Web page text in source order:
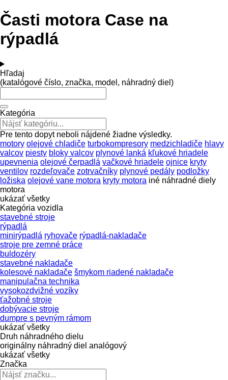
Časti motora Case na
rýpadlá
Hľadaj
(katalógové číslo, značka, model, náhradný diel)
Kategória
Pre tento dopyt neboli nájdené žiadne výsledky.
motory olejové chladiče turbokompresory medzichladiče hlavy
valcov piesty bloky valcov plynové lanká kľukové hriadele
upevnenia olejové čerpadlá vačkové hriadele ojnice kryty
ventilov rozdeľovače zotrvačníky plynové pedály podložky
ložiska olejové vane motora kryty motora iné náhradné diely
motora
ukázať všetky
Kategória vozidla
stavebné stroje
rýpadlá
minirýpadlá ryhovače rýpadlá-nakladače
stroje pre zemné práce
buldozéry
stavebné nakladače
kolesové nakladače šmykom riadené nakladače
manipulačna technika
vysokozdvižné vozíky
ťažobné stroje
dobývacie stroje
dumpre s pevným rámom
ukázať všetky
Druh náhradného dielu
originálny náhradný diel analógový
ukázať všetky
Značka